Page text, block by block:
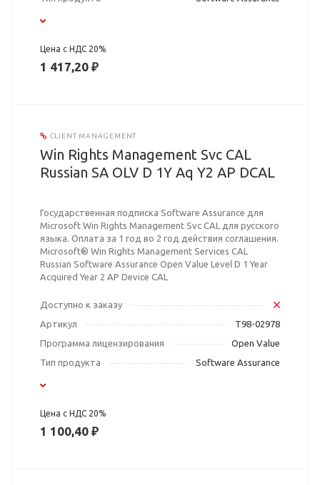
Цена с НДС 20%
1 417,20 ₽
CLIENT MANAGEMENT
Win Rights Management Svc CAL
Russian SA OLV D 1Y Aq Y2 AP DCAL
Государственная подписка Software Assurance для
Microsoft Win Rights Management Svc CAL для русского
языка. Оплата за 1 год во 2 год действия соглашения.
Microsoft® Win Rights Management Services CAL
Russian Software Assurance Open Value Level D 1 Year
Acquired Year 2 AP Device CAL
Доступно к заказу
Артикул
T98-02978
Программа лицензирования
Open Value
Тип продукта
Software Assurance
Цена с НДС 20%
1 100,40 ₽